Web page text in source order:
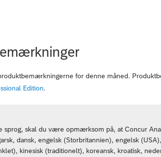
for denne måned.
Edition.
skal du være opmærksom på, at Concur
dansk, engelsk (Storbritannien), engelsk
kinesisk (traditionelt), koreansk, kroatisk,